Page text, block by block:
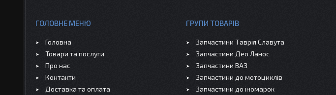
ГОЛОВНЕ МЕНЮ
Головна
Товари та послуги
Про нас
Контакти
Доставка та оплата
ГРУПИ ТОВАРІВ
Запчастини Таврія Славута
Запчастини Део Ланос
Запчастини ВАЗ
Запчастини до мотоциклів
Запчастини до іномарок